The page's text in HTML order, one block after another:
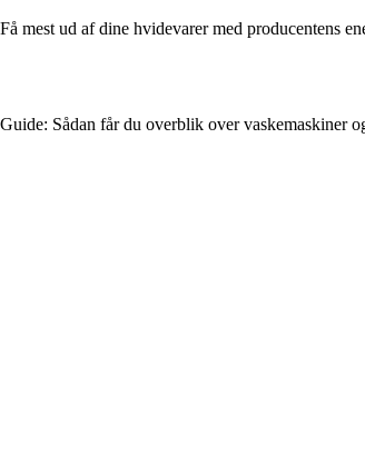
Få mest ud af dine hvidevarer med producentens
Guide: Sådan får du overblik over vaskemaskiner